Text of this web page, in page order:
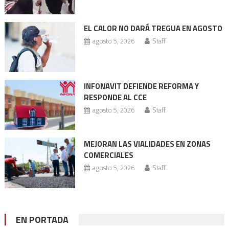
EL CALOR NO DARÁ TREGUA EN AGOSTO
agosto 5, 2026 Staff
INFONAVIT DEFIENDE REFORMA Y
RESPONDE AL CCE
agosto 5, 2026 Staff
MEJORAN LAS VIALIDADES EN ZONAS
COMERCIALES
agosto 5, 2026 Staff
EN PORTADA